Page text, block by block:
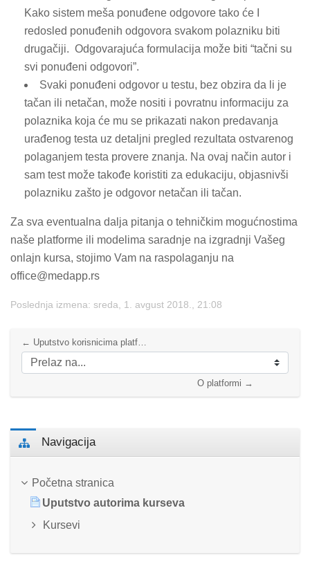
Kako sistem meša ponuđene odgovore tako će I
redosled ponuđenih odgovora svakom polazniku biti
drugačiji. Odgovarajuća formulacija može biti “tačni su
svi ponuđeni odgovori”.
Svaki ponuđeni odgovor u testu, bez obzira da li je
tačan ili netačan, može nositi i povratnu informaciju za
polaznika koja će mu se prikazati nakon predavanja
urađenog testa uz detaljni pregled rezultata ostvarenog
polaganjem testa provere znanja. Na ovaj način autor i
sam test može takođe koristiti za edukaciju, objasnivši
polazniku zašto je odgovor netačan ili tačan.
Za sva eventualna dalja pitanja o tehničkim mogućnostima
naše platforme ili modelima saradnje na izgradnji Vašeg
onlajn kursa, stojimo Vam na raspolaganju na
office@medapp.rs
Poslednja izmena: sreda, 1. avgust 2018., 21:08
← Uputstvo korisnicima platforme
Prelaz na...
O platformi →
Preskoči Navigacija
Navigacija
Početna stranica
Uputstvo autorima kurseva
Kursevi